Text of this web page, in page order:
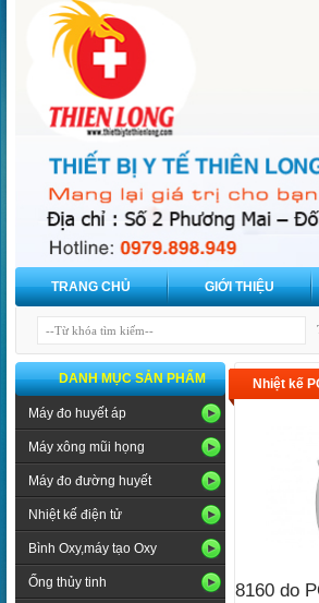
TRANG CHỦ GIỚI THIỆU
DANH MỤC SẢN PHẨM
Máy đo huyết áp
Máy xông mũi họng
Máy đo đường huyết
Nhiệt kế điện tử
Bình Oxy,máy tạo Oxy
Ống thủy tinh
Nhiệt kế
8160 do